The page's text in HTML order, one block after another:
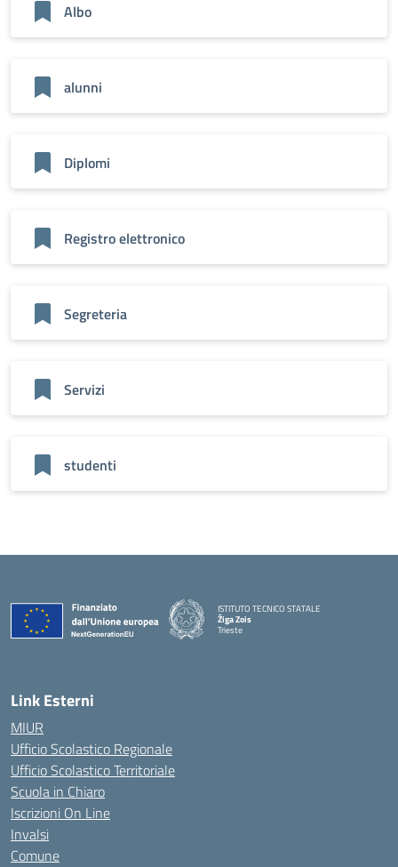
Albo
alunni
Diplomi
Registro elettronico
Segreteria
Servizi
studenti
ISTITUTO TECNICO STATALE
Žiga Zois
Trieste
Link Esterni
MIUR
Ufficio Scolastico Regionale
Ufficio Scolastico Territoriale
Scuola in Chiaro
Iscrizioni On Line
Invalsi
Comune